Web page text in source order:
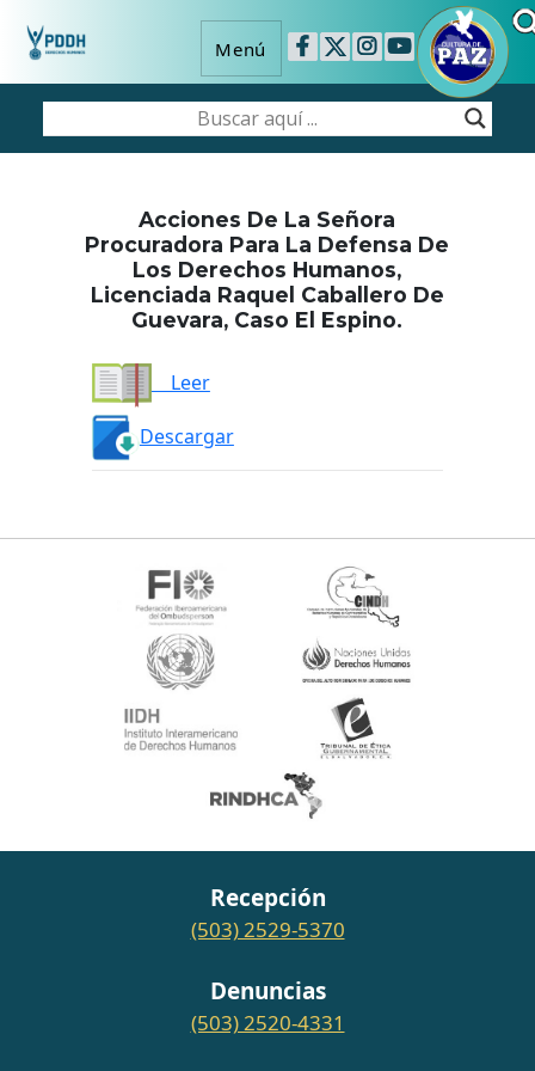
Menú
Acciones De La Señora
Procuradora Para La Defensa De
Los Derechos Humanos,
Licenciada Raquel Caballero De
Guevara, Caso El Espino.
Leer
Descargar
Recepción
(503) 2529-5370
Denuncias
(503) 2520-4331